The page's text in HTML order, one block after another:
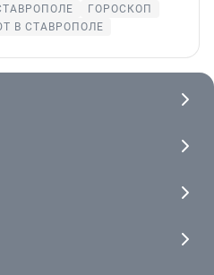
ГОРОСКОП
В СТАВРОПОЛЕ